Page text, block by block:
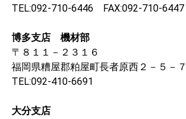
TEL:092-710-6446 FAX:092-710-6447
博多支店 機材部
〒８１１－２３１６
福岡県糟屋郡粕屋町長者原西２－５－７
TEL:092-410-6691
大分支店